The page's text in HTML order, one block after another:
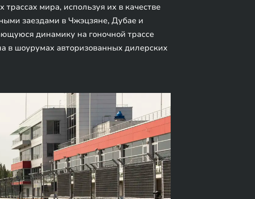
мира, используя их в качестве
заездами в Чжэцзяне, Дубае и
динамику на гоночной трассе
в шоурумах авторизованных дилерских